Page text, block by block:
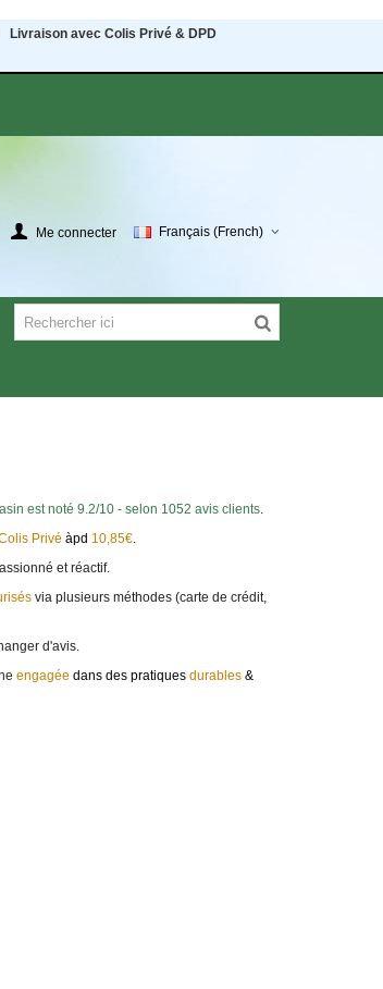
Livraison avec Colis Privé & DPD
Me connecter Français (French)
est noté 9.2/10 - selon 1052 avis clients.
Privé àpd 10,85€.
et réactif.
via plusieurs méthodes (carte de crédit,
d'avis.
engagée dans des pratiques durables&